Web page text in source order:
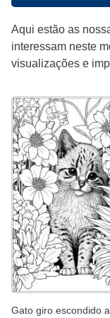
Aqui estão as
interessam neste
visualizações e
Gato giro escondido